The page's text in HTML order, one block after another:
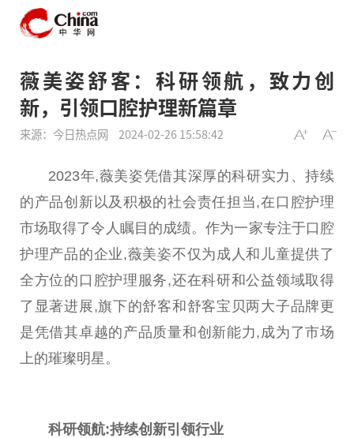
薇美姿舒客：科研领航，致力创
新，引领口腔护理新篇章
来源：今日热点网 2024-02-26 15:58:42
2023年,薇美姿凭借其深厚的科研实力、持续
的产品创新以及积极的社会责任担当,在口腔护理
市场取得了令人瞩目的成绩。作为一家专注于口腔
护理产品的企业,薇美姿不仅为 成人和儿童提供了
全方位的口腔护理服务,还在科研和公益领域取得
了显著进展,旗下的舒客和舒客宝贝两大子品牌更
是凭借其卓越的产品质量和创新能力,成为了市场
上的璀璨明星。
科研领航:持续创新引领行业